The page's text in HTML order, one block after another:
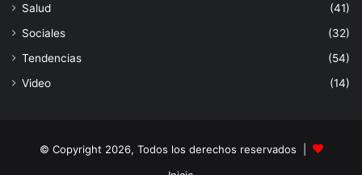
Salud
(41)
Sociales
(32)
Tendencias
(54)
Video
(14)
© Copyright 2026, Todos los derechos reservados |